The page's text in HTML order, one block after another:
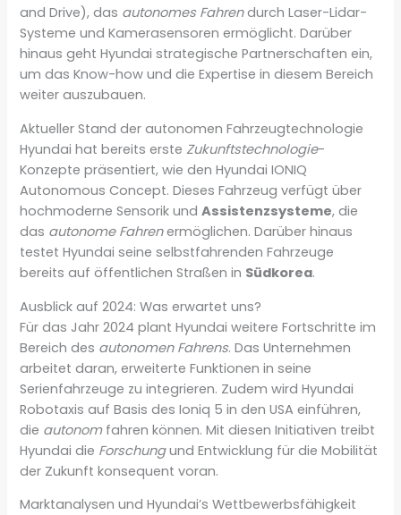
and Drive), das autonomes Fahrendurch Laser-Lidar-
Systeme und Kamerasensoren ermöglicht. Darüber
hinaus geht Hyundai strategische Partnerschaften ein,
um das Know-how und die Expertise in diesem Bereich
weiter auszubauen.
Aktueller Stand der autonomen Fahrzeugtechnologie
Hyundai hat bereits ersteZukunftstechnologie-
Konzepte präsentiert, wie den Hyundai IONIQ
Autonomous Concept. Dieses Fahrzeug verfügt über
hochmoderne Sensorik undAssistenzsysteme, die
das autonome Fahrenermöglichen. Darüber hinaus
testet Hyundai seine selbstfahrenden Fahrzeuge
bereits auf öffentlichen Straßen in Südkorea.
Ausblick auf 2024: Was erwartet uns?
Für das Jahr 2024 plant Hyundai weitere Fortschritte im
Bereich des autonomen Fahrens. Das Unternehmen
arbeitet daran, erweiterte Funktionen in seine
Serienfahrzeuge zu integrieren. Zudem wird Hyundai
Robotaxis auf Basis des Ioniq 5 in den USA einführen,
die autonomfahren können. Mit diesen Initiativen treibt
Hyundai die Forschungund Entwicklung für die Mobilität
der Zukunft konsequent voran.
Marktanalysen und Hyundai’s Wettbewerbsfähigkeit